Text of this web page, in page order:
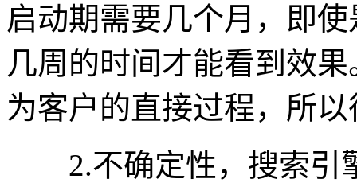
启动期需要几个月，即
几周的时间才能看到效
为客户的直接过程，所
2.不确定性，搜索引